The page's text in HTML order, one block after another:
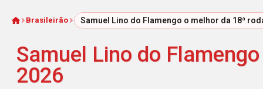
InícioBrasileirão Samuel Lino do Flamengo o melhor da 18ª
Samuel Lino do
2026